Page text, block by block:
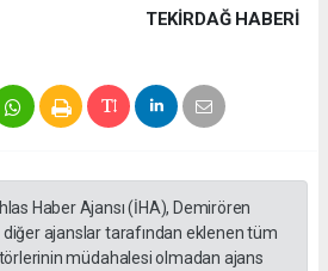
TEKIRDAĞ HABERİ
Haber Ajansı (İHA), Demirören
diğer ajanslar tarafından eklenen tüm
müdahalesi olmadan ajans